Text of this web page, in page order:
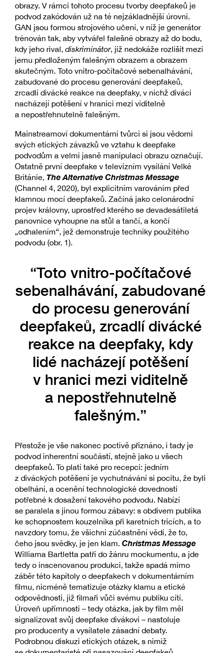
obrazy. V rámci tohoto procesu tvorby deepfakeů je
podvod zakódován už na té nejzákladnější úrovni.
GAN jsou formou strojového učení, v níž je generátor
trénován tak, aby vytvářel falešné obrazy až do bodu,
kdy jeho rival, diskriminátor, již nedokáže rozlišit mezi
jemu předloženým falešným obrazem a obrazem
skutečným. Toto vnitro-počítačové sebenalhávání,
zabudované do procesu generování deepfakeů,
zrcadlí divácké reakce na deepfaky, v nichž diváci
nacházejí potěšení v hranici mezi viditelně
a nepostřehnutelně falešným.
Mainstreamoví dokumentární tvůrci si jsou vědomi
svých etických závazků ve vztahu k deepfake
podvodům a velmi jasně manipulaci obrazu označují.
Ostatně první deepfake v televizním vysílání Velké
Británie, The Alternative Christmas Message
(Channel 4, 2020), byl explicitním varováním před
klamnou mocí deepfakeů. Začíná jako celonárodní
projev královny, uprostřed kterého se devadesátiletá
panovnice vyhoupne na stůl a tančí, a končí
„odhalením“, jež demonstruje techniky použitého
podvodu (obr. 1).
“Toto vnitro-počítačové
sebenalhávání, zabudované
do procesu generování
deepfakeů, zrcadlí divácké
reakce na deepfaky, kdy
lidé nacházejí potěšení
v hranici mezi viditelně
a nepostřehnutelně
falešným.”
Přestože je vše nakonec poctivě přiznáno, i tady je
podvod inherentní součástí, stejně jako u všech
deepfakeů. To platí také pro recepci: jedním
z diváckých potěšení je vychutnávání si pocitu, že byli
obelháni, a ocenění technologické dovednosti
potřebné k dosažení takového podvodu. Nabízí
se paralela s jinou formou zábavy: s obdivem publika
ke schopnostem kouzelníka při karetních tricích, a to
navzdory tomu, že všichni zúčastnění vědí, že to,
čeho jsou svědky, je jen klam. Christmas Message
Williama Bartletta patří do žánru mockumentu, a jde
tedy o inscenovanou produkci, takže spadá mimo
záběr této kapitoly o deepfakech v dokumentárním
filmu, nicméně tematizuje otázky klamu a etické
odpovědnosti, již filmaři vůči svému publiku cítí.
Úroveň upřímnosti – tedy otázka, jak by film měl
signalizovat svůj deepfake divákovi – nastoluje
pro producenty a vysílatele zásadní debaty.
Podrobnou diskuzi etických otázek, s nimiž